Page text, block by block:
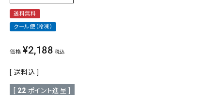
送料無料
クール便（冷凍）
価格 ¥2,188 税込
送料込
22 ポイント進呈 ]